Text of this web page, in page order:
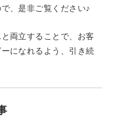
、是非ご覧ください♪
両立することで、お客
になれるよう、引き続